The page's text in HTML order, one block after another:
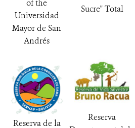
of the
Universidad
Mayor de San
Andrés
Sucre" Total
Reserva de la
Reserva